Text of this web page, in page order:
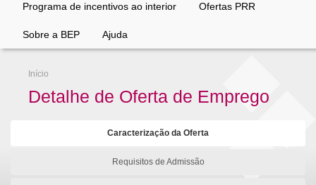
Programa de incentivos ao interior Ofertas PRR
Sobre a BEP Ajuda
Início
Detalhe de Oferta de Emprego
Caracterização da Oferta
Requisitos de Admissão